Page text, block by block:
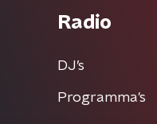
Radio
DJ’s
Programma's